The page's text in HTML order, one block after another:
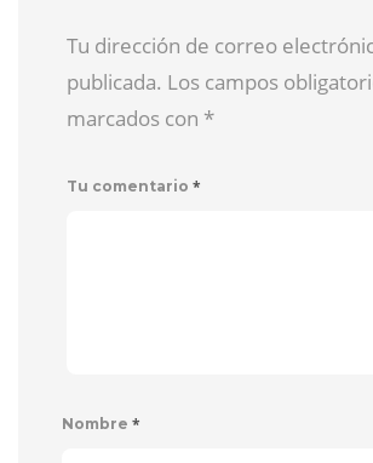
Tu dirección de correo
publicada. Los campos
marcados con *
Tu comentario *
Nombre *